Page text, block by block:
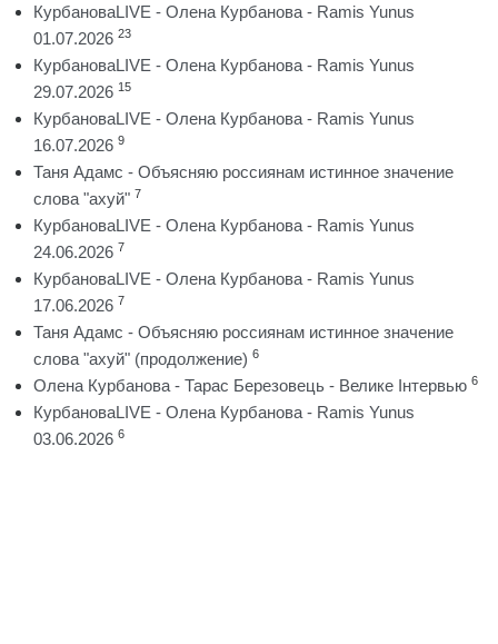
КурбановаLIVE - Олена Курбанова - Ramis Yunus
01.07.2026 23
КурбановаLIVE - Олена Курбанова - Ramis Yunus
29.07.2026 15
КурбановаLIVE - Олена Курбанова - Ramis Yunus
16.07.2026 9
Таня Адамс - Объясняю россиянам истинное значение
слова "ахуй" 7
КурбановаLIVE - Олена Курбанова - Ramis Yunus
24.06.2026 7
КурбановаLIVE - Олена Курбанова - Ramis Yunus
17.06.2026 7
Таня Адамс - Объясняю россиянам истинное значение
слова "ахуй" (продолжение) 6
Олена Курбанова - Тарас Березовець - Велике Інтервью 6
КурбановаLIVE - Олена Курбанова - Ramis Yunus
03.06.2026 6